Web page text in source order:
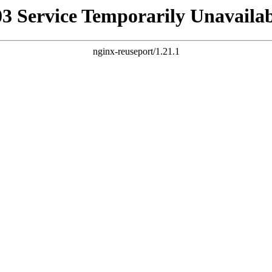
Service Temporarily
nginx-reuseport/1.21.1